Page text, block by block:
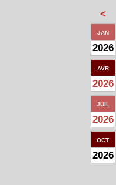
<
JAN
2026
AVR
2026
JUIL
2026
OCT
2026